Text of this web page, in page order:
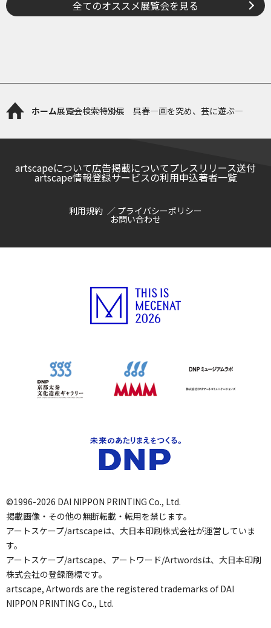
全てのオススメ展覧会を見る
ホーム展覧会検索特別展 呉春―画を究め、芸に遊ぶ―
artscapeについて広告掲載についてプレスリリース送付
artscape情報登録サービスの利用申込著者一覧
利用規約 プライバシーポリシー
お問い合わせ
©1996-2026 DAI NIPPON PRINTING Co., Ltd.
掲載画像・その他の無断転載・転用を禁じます。
アートスケープ/artscapeは、大日本印刷株式会社が運営していま
す。
アートスケープ/artscape、アートワード/Artwordsは、大日本印刷
株式会社の登録商標です。
artscape, Artwords are the registered trademarks of DAI
NIPPON PRINTING Co., Ltd.